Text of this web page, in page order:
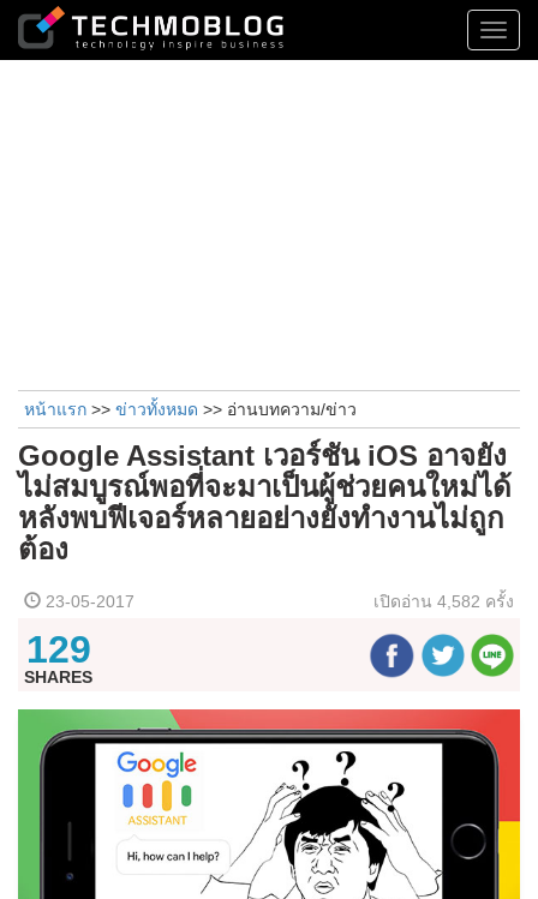
หน้าแรก >> ข่าวทั้งหมด >> อ่านบทความ/ข่าว
Google Assistant เวอร์ชัน iOS อาจยัง
ไม่สมบูรณ์พอที่จะมาเป็นผู้ช่วยคนใหม่ได้
หลังพบฟีเจอร์หลายอย่างยังทำงานไม่ถูก
ต้อง
23-05-2017 เปิดอ่าน 4,582 ครั้ง
129
SHARES